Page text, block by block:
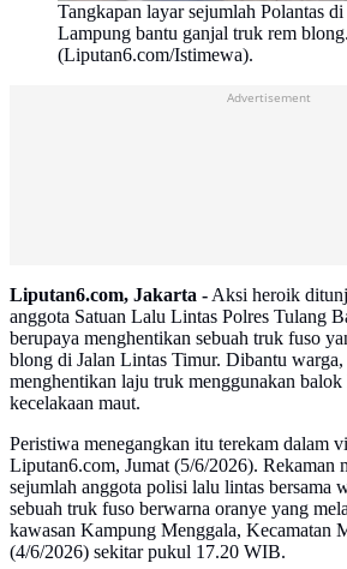
Tangkapan layar sejumlah Polantas
Lampung bantu ganjal truk rem blong.
(Liputan6.com/Istimewa).
Advertisement
Liputan6.com, Jakarta -Aksi heroik
anggota Satuan Lalu Lintas Polres Tulang
berupaya menghentikan sebuah truk fuso
blong di Jalan Lintas Timur. Dibantu warga,
menghentikan laju truk menggunakan
kecelakaan maut.
Peristiwa menegangkan itu terekam dalam
Liputan6.com, Jumat (5/6/2026). Rekaman
sejumlah anggota polisi lalu lintas bersama
sebuah truk fuso berwarna oranye yang
kawasan Kampung Menggala, Kecamatan
(4/6/2026) sekitar pukul 17.20 WIB.